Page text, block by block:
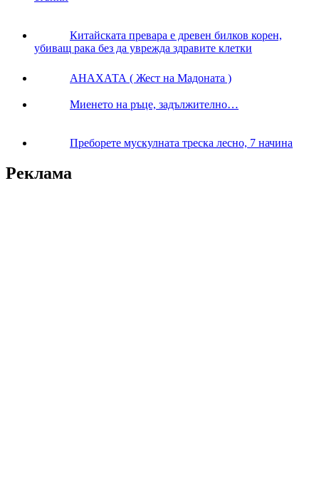
Китайската превара е древен билков корен,
убиващ рака без да уврежда здравите клетки
АНАХАТА ( Жест на Мадоната )
Миенето на ръце, задължително…
Преборете мускулната треска лесно, 7 начина
Реклама